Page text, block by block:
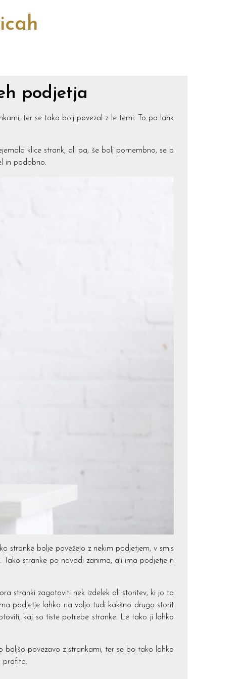
podjetja
ter se tako bolj povezal z le temi. To pa lahk
klice strank, ali pa, še bolj pomembno, se b
in podobno.
stranke bolje povežejo z nekim podjetjem, v smis
Tako stranke po navadi zanima, ali ima podjetje n
stranki zagotoviti nek izdelek ali storitev, ki jo ta
podjetje lahko na voljo tudi kakšno drugo storit
kaj so tiste potrebe stranke. Le tako ji lahko
povezavo z strankami, ter se bo tako lahko
profita.